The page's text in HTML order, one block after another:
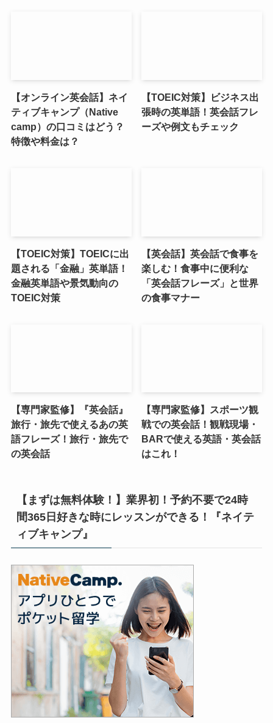
【オンライン英会話】ネイ
ティブキャンプ（Native
camp）の口コミはどう？
特徴や料金は？
【TOEIC対策】ビジネス出
張時の英単語！英会話フレ
ーズや例文もチェック
【TOEIC対策】TOEICに出
題される「金融」英単語！
金融英単語や景気動向の
TOEIC対策
【英会話】英会話で食事を
楽しむ！食事中に便利な
「英会話フレーズ」と世界
の食事マナー
【専門家監修】『英会話』
旅行・旅先で使えるあの英
語フレーズ！旅行・旅先で
の英会話
【専門家監修】スポーツ観
戦での英会話！観戦現場・
BARで使える英語・英会話
はこれ！
【まずは無料体験！】業界初！予約不要で24時
間365日好きな時にレッスンができる！『ネイテ
ィブキャンプ』